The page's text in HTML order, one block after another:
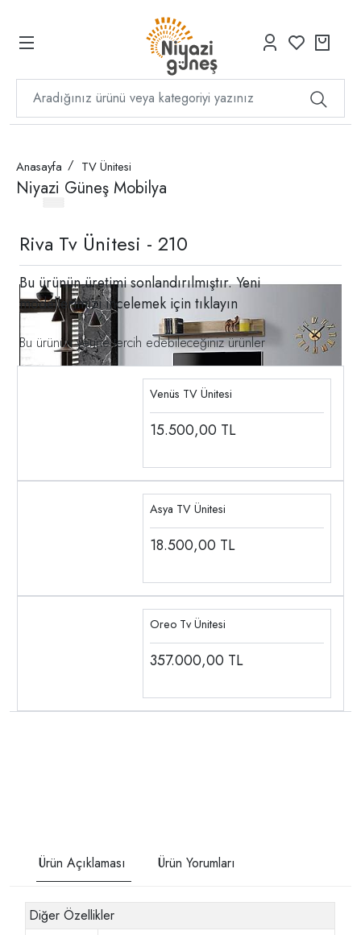
Anasayfa TV Ünitesi
Niyazi Güneş Mobilya
Riva Tv Ünitesi - 210
Bu ürünün üretimi sonlandırılmıştır. Yeni
modellerimizi incelemek içintıklayın
Bu ürünün yerine tercih edebileceğiniz ürünler
Venüs TV Ünitesi
15.500,00 TL
Asya TV Ünitesi
18.500,00 TL
Oreo Tv Ünitesi
357.000,00 TL
Ürün Açıklaması Ürün Yorumları
Diğer Özellikler